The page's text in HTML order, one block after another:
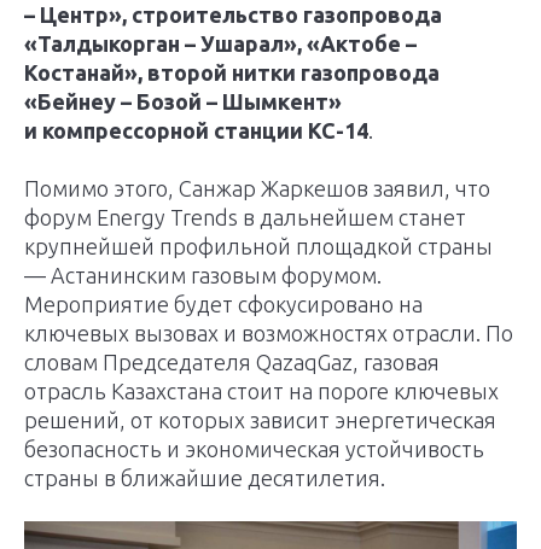
– Центр», строительство газопровода
«Талдыкорган – Ушарал», «Актобе –
Костанай», второй нитки газопровода
«Бейнеу – Бозой – Шымкент»
и компрессорной станции КС-14
Помимо этого, Санжар Жаркешов заявил, что
форум Energy Trends в дальнейшем станет
крупнейшей профильной площадкой страны
— Астанинским газовым форумом.
Мероприятие будет сфокусировано на
ключевых вызовах и возможностях отрасли. По
словам Председателя QazaqGaz, газовая
отрасль Казахстана стоит на пороге ключевых
решений, от которых зависит энергетическая
безопасность и экономическая устойчивость
страны в ближайшие десятилетия.